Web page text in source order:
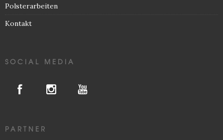
Polsterarbeiten
Kontakt
SOCIAL MEDIA
PARTNER